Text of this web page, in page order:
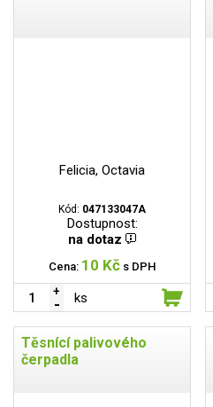
Felicia, Octavia
Kód: 047133047A
Dostupnost:
na dotaz
Cena: 10 Kč s DPH
ks
Těsnící palivového
čerpadla